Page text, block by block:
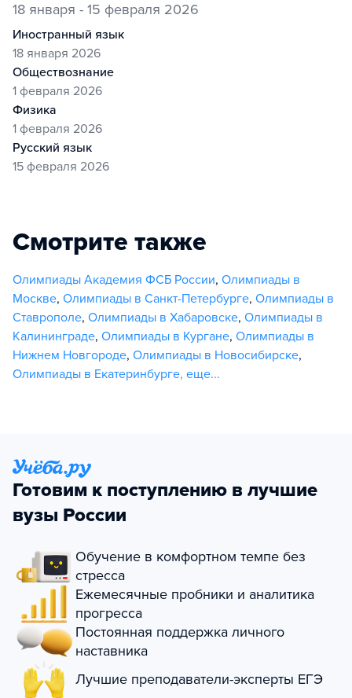
18 января - 15 февраля 2026
иностранный язык
18 января 2026
обществознание
1 февраля 2026
физика
1 февраля 2026
русский язык
15 февраля 2026
Смотрите также
Олимпиады Академия ФСБ России, Олимпиады в
Москве, Олимпиады в Санкт-Петербурге, Олимпиады в
Ставрополе, Олимпиады в Хабаровске, Олимпиады в
Калининграде, Олимпиады в Кургане, Олимпиады в
Нижнем Новгороде, Олимпиады в Новосибирске,
Олимпиады в Екатеринбурге, еще...
Готовим к поступлению в лучшие
вузы России
Обучение в комфортном темпе без
стресса
Ежемесячные пробники и аналитика
прогресса
Постоянная поддержка личного
наставника
Лучшие преподаватели-эксперты ЕГЭ